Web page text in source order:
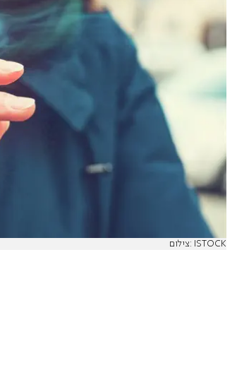
צילום: ISTOCK